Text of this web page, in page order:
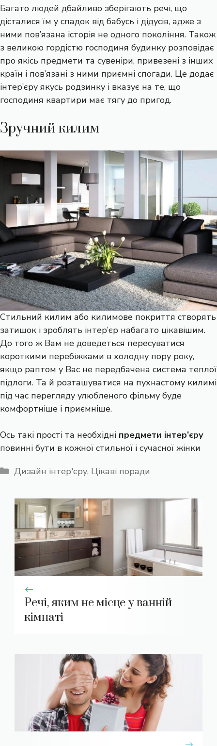
Багато людей дбайливо зберігають речі, що
дісталися їм у спадок від бабусь і дідусів, адже з
ними пов’язана історія не одного покоління. Також
з великою гордістю господиня будинку розповідає
про якісь предмети та сувеніри, привезені з інших
країн і пов’язані з ними приємні спогади. Це додає
інтер’єру якусь родзинку і вказує на те, що
господиня квартири має тягу до пригод.
Зручний килим
Стильний килим або килимове покриття створять
затишок і зроблять інтер’єр набагато цікавішим.
До того ж Вам не доведеться пересуватися
короткими перебіжками в холодну пору року,
якщо раптом у Вас не передбачена система теплої
підлоги. Та й розташуватися на пухнастому килимі
під час перегляду улюбленого фільму буде
комфортніше і приємніше.
Ось такі прості та необхідні предмети інтер’єру
повинні бути в кожної стильної і сучасної жінки
Категорії
Дизайн інтер'єру, Цікаві поради
Речі, яким не місце у ванній
кімнаті